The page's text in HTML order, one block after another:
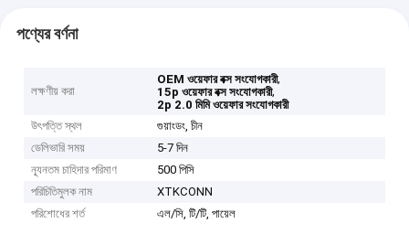
পণ্যের বর্ণনা
লক্ষণীয় করা
OEM ওয়েফার বক্স সংযোগকারী,
15p ওয়েফার বক্স সংযোগকারী,
2p 2.0 মিমি ওয়েফার সংযোগকারী
উৎপত্তি স্থল
গুয়াংডং, চীন
ডেলিভারি সময়
5-7 দিন
ন্যূনতম চাহিদার পরিমাণ
500 পিসি
পরিচিতিমুলক নাম
XTKCONN
পরিশোধের শর্ত
এল/সি, টি/টি, পায়েল